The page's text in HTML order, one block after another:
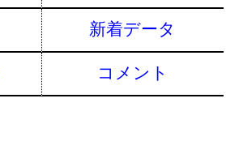
新着データ
コメント